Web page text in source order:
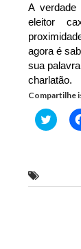
A
eleitor
agora é
sua
charlatão.
Compartilhe
Clique
para